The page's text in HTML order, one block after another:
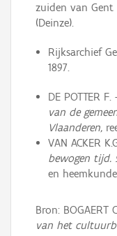
zuiden van Gent
(Deinze).
Rijksarchief
1897.
DE POTTER F.
van de
Vlaanderen,
VAN ACKER
bewogen tijd.
en heemkunde
Bron: BOGAERT
van het